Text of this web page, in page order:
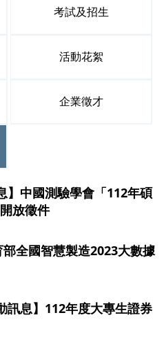
考試及招生
活動花絮
企業徵才
中國測驗學會「112年碩
放徵件
全國智慧製造2023大數據
息】112年度大專生證券